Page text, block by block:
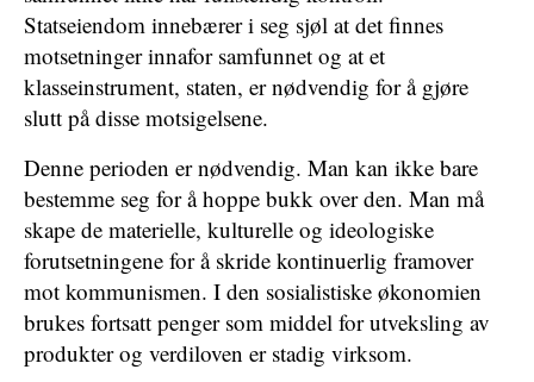
Statseiendom innebærer i seg sjøl at det finnes
motsetninger innafor samfunnet og at et
klasseinstrument, staten, er nødvendig for å gjøre
slutt på disse motsigelsene.
Denne perioden er nødvendig. Man kan ikke bare
bestemme seg for å hoppe bukk over den. Man må
skape de materielle, kulturelle og ideologiske
forutsetningene for å skride kontinuerlig framover
mot kommunismen. I den sosialistiske økonomien
brukes fortsatt penger som middel for utveksling av
produkter og verdiloven er stadig virksom.